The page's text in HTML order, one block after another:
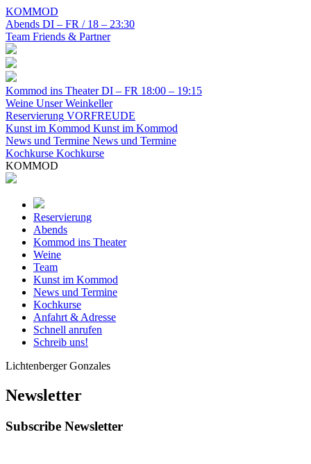
KOMMOD
Abends DI – FR / 18 – 23:30
Team Friends & Partner
Kommod ins Theater DI – FR 18:00 – 19:15
Weine Unser Weinkeller
Reservierung VORFREUDE
Kunst im Kommod Kunst im Kommod
News und Termine News und Termine
Kochkurse Kochkurse
KOMMOD
Reservierung
Abends
Kommod ins Theater
Weine
Team
Kunst im Kommod
News und Termine
Kochkurse
Anfahrt & Adresse
Schnell anrufen
Schreib uns!
Lichtenberger Gonzales
Newsletter
Subscribe Newsletter